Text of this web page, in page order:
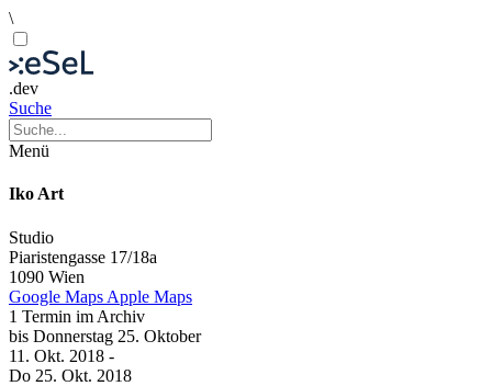
\
.dev
Suche
Menü
Iko Art
Studio
Piaristengasse 17/18a
1090 Wien
Google Maps Apple Maps
1 Termin im Archiv
bis Donnerstag 25. Oktober
11. Okt. 2018 -
Do 25. Okt. 2018